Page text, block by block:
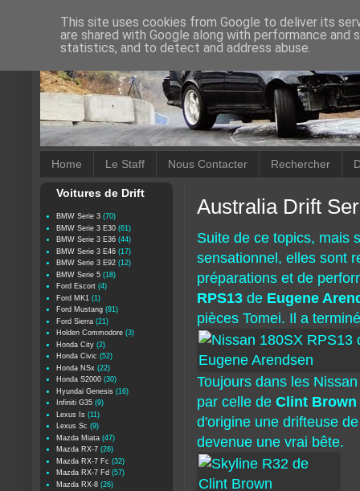
Home Le Staff Nous Contacter Rechercher
Australia Drift
Suite de ce topics, mais
sensationnel, elles sont
préparations et de
RPS13 de Eugene
pièces Tomei. Il a
Toujours dans les
par celle de Clint Brown
d'origine une drifteuse
devenue une vrai bête.
Voitures de Drift
BMW Serie 3 (70)
BMW Serie 3 E30 (61)
BMW Serie 3 E36 (44)
BMW Serie 3 E46 (17)
BMW Serie 3 E92 (12)
BMW Serie 5 (18)
Ford Escort (4)
Ford MK1 (1)
Ford Mustang (81)
Ford Sierra (21)
Holden Commodore (3)
Honda City (2)
Honda Civic (52)
Honda NSx (22)
Honda S2000 (30)
Hyundai Genesis (16)
Infiniti G35 (9)
Lexus Is (11)
Lexus Sc (9)
Mazda Miata (47)
Mazda RX-7 (26)
Mazda RX-7 Fc (32)
Mazda RX-7 Fd (57)
Mazda RX-8 (26)
This site uses cookies from Google to deliver its
are shared with Google along with performance
statistics, and to detect and address abuse.